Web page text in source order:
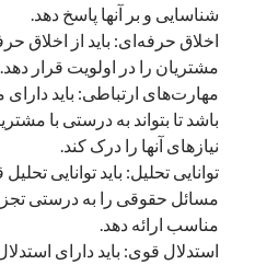
جولای 2023
دسامبر 2022
دسته‌ها
اپل
دسته‌بندی نشده
شناسایی و بر آنها پاسخ دهد.
اخلاق حرفه‌ای: باید از اخلاق
مشتریان را در اولویت قرار دهد.
مهارت‌های ارتباطی: باید
باشد تا بتواند به درستی با
نیازهای آنها را درک کند.
توانایی تحلیل: باید توانایی
مسائل حقوقی را به درستی
مناسب ارائه دهد.
استدلال قوی: باید دارای